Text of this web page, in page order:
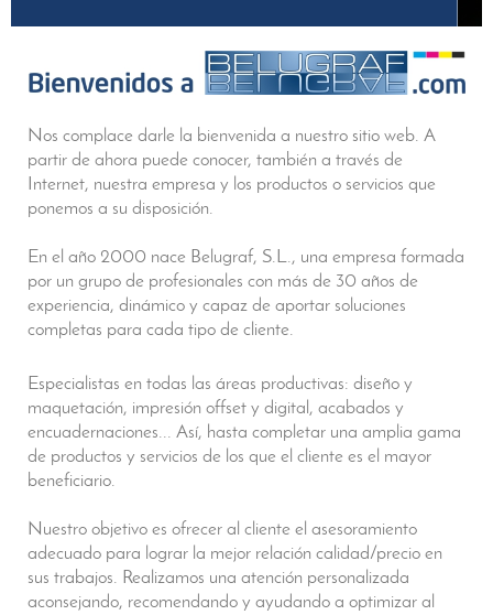
Nos complace darle la bienvenida a nuestro sitio web. A
partir de ahora puede conocer, también a través de
Internet, nuestra empresa y los productos o servicios que
ponemos a su disposición.
En el año 2000 nace Belugraf, S.L., una empresa formada
por un grupo de profesionales con más de 30 años de
experiencia, dinámico y capaz de aportar soluciones
completas para cada tipo de cliente.
Especialistas en todas las áreas productivas: diseño y
maquetación, impresión offset y digital, acabados y
encuadernaciones... Así, hasta completar una amplia gama
de productos y servicios de los que el cliente es el mayor
beneficiario.
Nuestro objetivo es ofrecer al cliente el asesoramiento
adecuado para lograr la mejor relación calidad/precio en
sus trabajos. Realizamos una atención personalizada
aconsejando, recomendando y ayudando a optimizar al